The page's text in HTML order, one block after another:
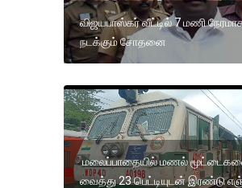
விஜயபாஸ்கர் வீட்டில் 7 மணி
நடக்கும் சோதனை
மலைப்பாதையில் மணல்
வைத்து 23 பெட்டியுடன் இரண்டு